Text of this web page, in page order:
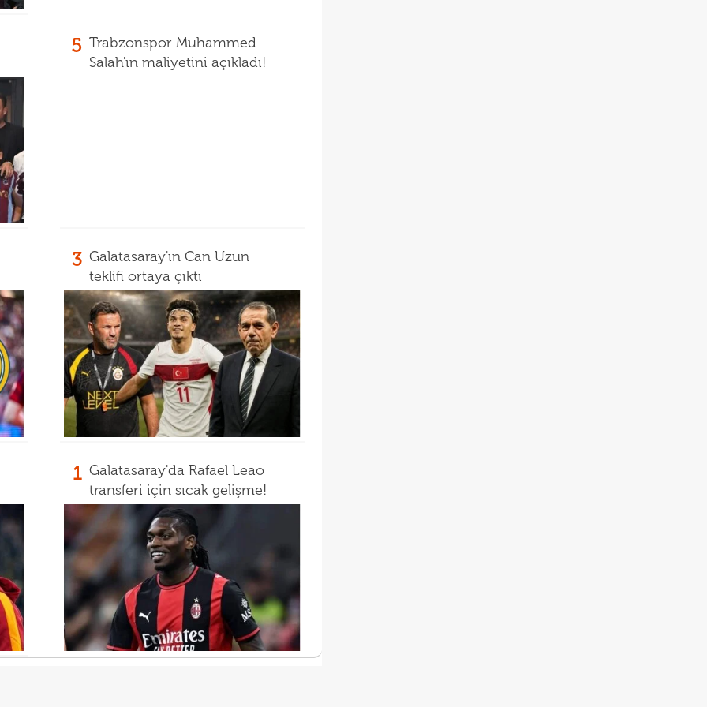
5 Trabzonspor Muhammed
Salah'ın maliyetini açıkladı!
3 Galatasaray'ın Can Uzun
teklifi ortaya çıktı
1 Galatasaray'da Rafael Leao
transferi için sıcak gelişme!